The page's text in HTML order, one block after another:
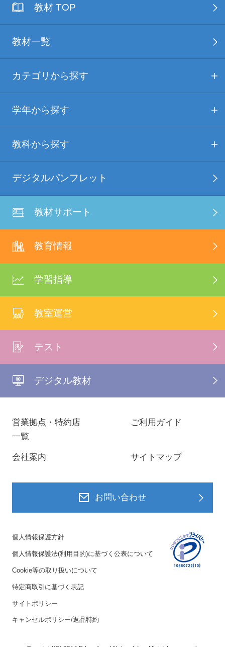
教材 TOP
教材一覧
カテゴリから探す
学年から探す
教科から探す
デジタルパンフレット
教材サポート
教育情報
学習指導
教室運営
テスト
デジタル教材
営業拠点・特約店
一覧
ご利用ガイド
会社案内 サイトマップ
お問い合わせ
個人情報保護方針
個人情報保護法(利用目的)に基づく公表について
Cookie等の取り扱いについて
特定商取引に基づく表記
サイトポリシー
キャンセルポリシー/返品特約